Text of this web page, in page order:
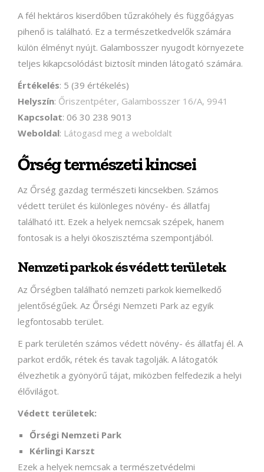
A fél hektáros kiserdőben tűzrakóhely és függőágyas
pihenő is található. Ez a természetkedvelők számára
külön élményt nyújt. Galambosszer nyugodt környezete
teljes kikapcsolódást biztosít minden látogató számára.
Értékelés: 5 (39 értékelés)
Helyszín: Őriszentpéter, Galambosszer 16/A, 9941
Kapcsolat: 06 30 238 9013
Weboldal: Látogasd meg a weboldalt
Őrség természeti kincsei
Az Őrség gazdag természeti kincsekben. Számos
védett terület és különleges növény- és állatfaj
található itt. Ezek a helyek nemcsak szépek, hanem
fontosak is a helyi ökoszisztéma szempontjából.
Nemzeti parkok és védett területek
Az Őrségben található nemzeti parkok kiemelkedő
jelentőségűek. Az Őrségi Nemzeti Park az egyik
legfontosabb terület.
E park területén számos védett növény- és állatfaj él. A
parkot erdők, rétek és tavak tagolják. A látogatók
élvezhetik a gyönyörű tájat, miközben felfedezik a helyi
élővilágot.
Védett területek:
Őrségi Nemzeti Park
Kérlingi Karszt
Ezek a helyek nemcsak a természetvédelmi